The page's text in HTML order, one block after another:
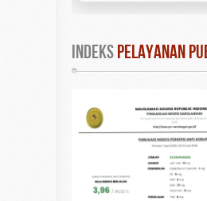
INDEKS PELAYANAN